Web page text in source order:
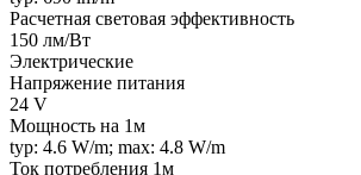
Расчетная световая эффективность
150 лм/Вт
Электрические
Напряжение питания
24 V
Мощность на 1м
typ: 4.6 W/m; max: 4.8 W/m
Ток потребления 1м